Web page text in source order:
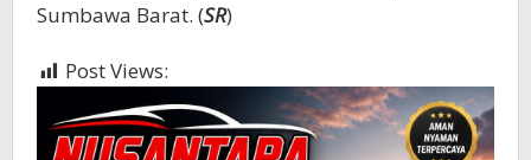
Sumbawa Barat. (SR)
Post Views: